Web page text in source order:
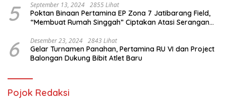
5 September 13, 2024 2855 Lihat
Poktan Binaan Pertamina EP Zona 7 Jatibarang Field,
“Membuat Rumah Singgah” Ciptakan Atasi Serangan
6 Desember 23, 2024 2843 Lihat
Gelar Turnamen Panahan, Pertamina RU VI dan Project
Balongan Dukung Bibit Atlet Baru
Pojok Redaksi